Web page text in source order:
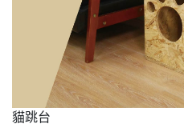
貓跳台